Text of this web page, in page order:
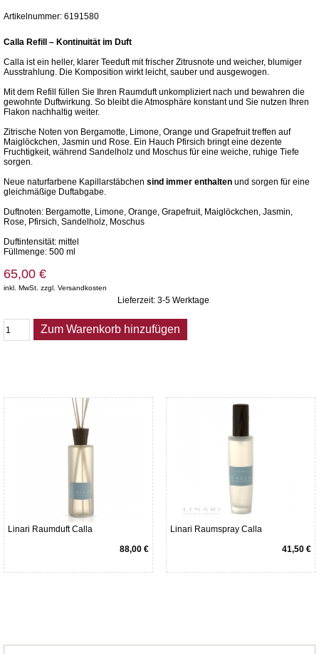
Artikelnummer: 6191580
Calla Refill – Kontinuität im Duft
Calla ist ein heller, klarer Teeduft mit frischer Zitrusnote und weicher, blumiger
Ausstrahlung. Die Komposition wirkt leicht, sauber und ausgewogen.
Mit dem Refill füllen Sie Ihren Raumduft unkompliziert nach und bewahren die
gewohnte Duftwirkung. So bleibt die Atmosphäre konstant und Sie nutzen Ihren
Flakon nachhaltig weiter.
Zitrische Noten von Bergamotte, Limone, Orange und Grapefruit treffen auf
Maiglöckchen, Jasmin und Rose. Ein Hauch Pfirsich bringt eine dezente
Fruchtigkeit, während Sandelholz und Moschus für eine weiche, ruhige Tiefe
sorgen.
Neue naturfarbene Kapillarstäbchen sind immer enthalten und sorgen für eine
gleichmäßige Duftabgabe.
Duftnoten: Bergamotte, Limone, Orange, Grapefruit, Maiglöckchen, Jasmin,
Rose, Pfirsich, Sandelholz, Moschus
Duftintensität: mittel
Füllmenge: 500 ml
65,00 €
inkl. MwSt. zzgl. Versandkosten
Lieferzeit: 3-5 Werktage
Zum Warenkorb hinzufügen
Linari Raumduft Calla
88,00 €
Linari Raumspray Calla
41,50 €